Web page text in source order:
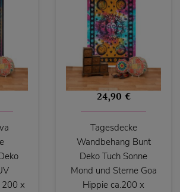
200 x
24,90 €
Tagesdecke
Wandbehang Bunt
Deko Tuch Sonne
Mond und Sterne Goa
Hippie ca.200 x